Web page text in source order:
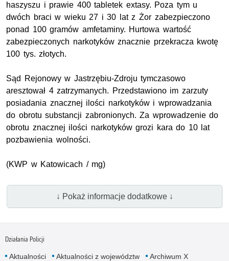
haszyszu i prawie 400 tabletek extasy. Poza tym u
dwóch braci w wieku 27 i 30 lat z Żor zabezpieczono
ponad 100 gramów amfetaminy. Hurtowa wartość
zabezpieczonych narkotyków znacznie przekracza kwotę
100 tys. złotych.
Sąd Rejonowy w Jastrzębiu-Zdroju tymczasowo
aresztował 4 zatrzymanych. Przedstawiono im zarzuty
posiadania znacznej ilości narkotyków i wprowadzania
do obrotu substancji zabronionych. Za wprowadzenie do
obrotu znacznej ilości narkotyków grozi kara do 10 lat
pozbawienia wolności.
(KWP w Katowicach / mg)
↓ Pokaż informacje dodatkowe ↓
Działania Policji
Aktualności Aktualności z województw
Archiwum X